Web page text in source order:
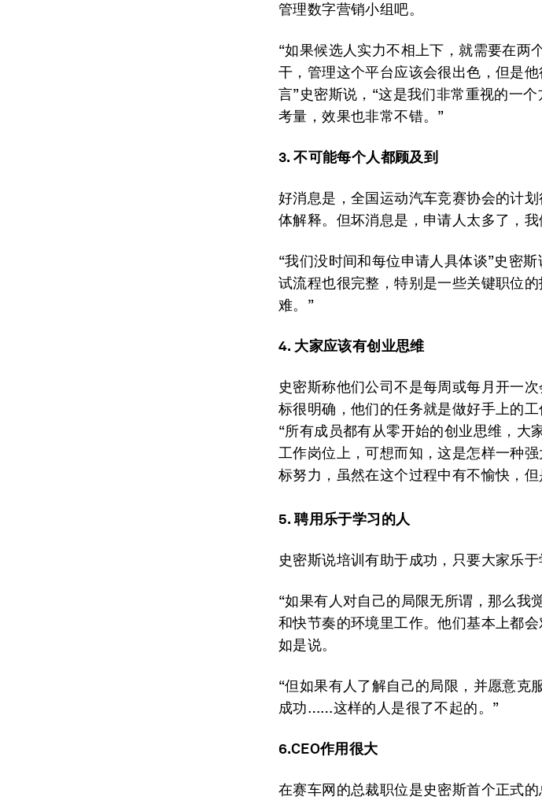
管理数字营销小组吧。
“如果候选人实力不相上下，就需要在两
干，管理这个平台应该会很出色，但是
言”史密斯说，“这是我们非常重视的一
考量，效果也非常不错。”
3. 不可能每个人都顾及到
好消息是，全国运动汽车竞赛协会的计
体解释。但坏消息是，申请人太多了，
“我们没时间和每位申请人具体谈”史密
试流程也很完整，特别是一些关键职位
难。”
4. 大家应该有创业思维
史密斯称他们公司不是每周或每月开一
标很明确，他们的任务就是做好手上的工
“所有成员都有从零开始的创业思维，大
工作岗位上，可想而知，这是怎样一种
标努力，虽然在这个过程中有不愉快，
5. 聘用乐于学习的人
史密斯说培训有助于成功，只要大家乐于
“如果有人对自己的局限无所谓，那么我
和快节奏的环境里工作。他们基本上都
如是说。
“但如果有人了解自己的局限，并愿意克
成功……这样的人是很了不起的。”
6.CEO作用很大
在赛车网的总裁职位是史密斯首个正式